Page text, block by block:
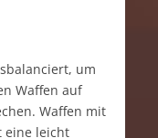
um
Waffen auf
Waffen mit
eine leicht